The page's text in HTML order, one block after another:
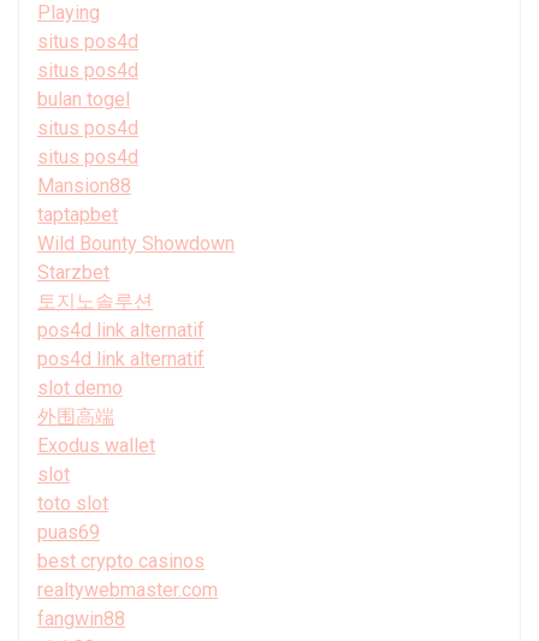
Playing
situs pos4d
situs pos4d
bulan togel
situs pos4d
situs pos4d
Mansion88
taptapbet
Wild Bounty Showdown
Starzbet
토지노솔루션
pos4d link alternatif
pos4d link alternatif
slot demo
外围高端
Exodus wallet
slot
toto slot
puas69
best crypto casinos
realtywebmaster.com
fangwin88